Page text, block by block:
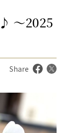
～2025
Share